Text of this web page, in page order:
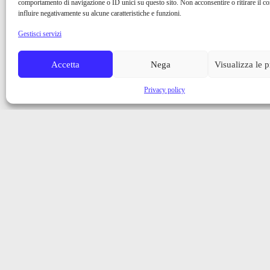
comportamento di navigazione o ID unici su questo sito. Non acconsentire o ritirare il
influire negativamente su alcune caratteristiche e funzioni.
Gestisci servizi
Accetta Nega Visualizza le
Privacy policy